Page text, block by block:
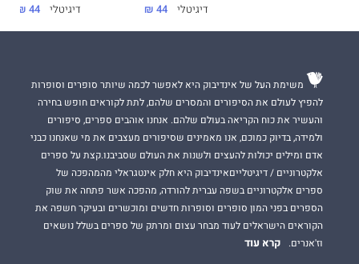
דיגיטלי 44 ₪
דיגיטלי 44 ₪
משימת העל של אינדיבוק היא לאפשר לכמה שיותר סופרים וסופרות
להפיץ לעולם את הסיפורים והמסרים שלהם, לתת לקוראים חופש בחירה
והעשיר את כוח הקריאה בעולם שלהם. אנחנו אוהבים ספרים, סיפורים
ולמידה, בדיוק כמוכם, אנו מאמינים שסיפורים מעצבים את מי שאנחנו כבני
אדם ומילים יכולות להעצים ולשנות את העולם שסביבנו.קצת על ספרים
אלקטרוניים / דיגיטלייםאינדיבוק היא חלק אינטגראלי מהמהפכה של
ספרים אלקטרוניים בשפה עברית להורדה, מהפכה אשר פתחה את שוק
הספרים בפני המון סופרים וסופרות חדשים ומוכשרים ובעיקר חשפה את
הקוראים הישראלים לעוד מבחר עצום ומרתק של ספרים בשלל נושאים
וז'אנרים.
קרא עוד